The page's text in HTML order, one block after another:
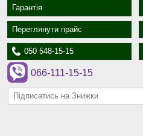
Гарантія
Переглянути прайс
050 548-15-15
066-111-15-15